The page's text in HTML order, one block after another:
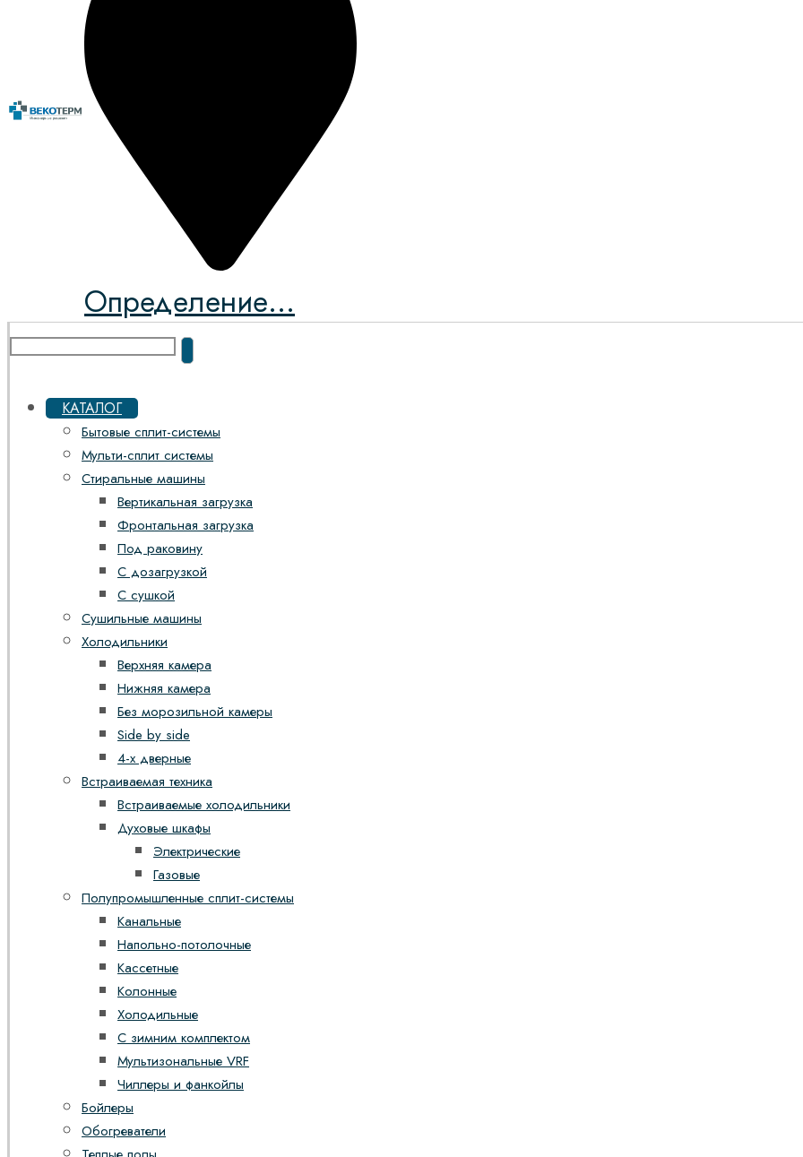
Определение...
КАТАЛОГ
Бытовые сплит-системы
Мульти-сплит системы
Стиральные машины
Вертикальная загрузка
Фронтальная загрузка
Под раковину
С дозагрузкой
С сушкой
Сушильные машины
Холодильники
Верхняя камера
Нижняя камера
Без морозильной камеры
Side by side
4-х дверные
Встраиваемая техника
Встраиваемые холодильники
Духовые шкафы
Электрические
Газовые
Полупромышленные сплит-системы
Канальные
Напольно-потолочные
Кассетные
Колонные
Холодильные
С зимним комплектом
Мультизональные VRF
Чиллеры и фанкойлы
Бойлеры
Обогреватели